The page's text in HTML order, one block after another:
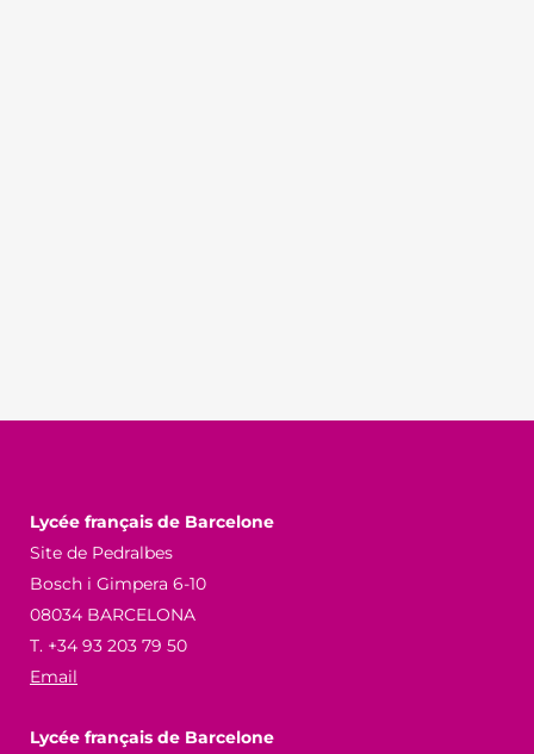
Lycée français de Barcelone
Site de Pedralbes
Bosch i Gimpera 6-10
08034 BARCELONA
T. +34 93 203 79 50
Email
Lycée français de Barcelone